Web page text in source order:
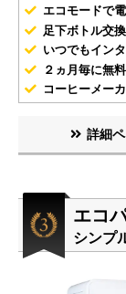
エコモードで
足下ボトル交
いつでもイン
２ヵ月毎に無
コーヒーメー
詳細
エコ
シンプ